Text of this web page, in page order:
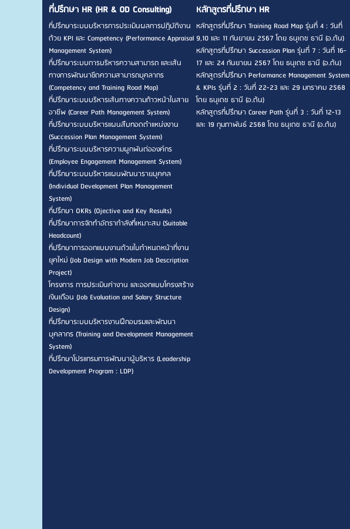
ที่ปรึกษา HR (HR & OD Consulting)
ที่ปรึกษาระบบบริหารการประเมินผลการปฏิบัติงาน
ด้วย KPI และ Competency (Performance Appraisal
Management System)
ที่ปรึกษาระบบการบริหารความสามารถ และเส้น
ทางการพัฒนาขีดความสามารถบุคลากร
(Competency and Training Road Map)
ที่ปรึกษาระบบบริหารเส้นทางความก้าวหน้าในสาย
อาชีพ (Career Path Management System)
ที่ปรึกษาระบบบริหารแผนสืบทอดตำแหน่งงาน
(Succession Plan Management System)
ที่ปรึกษาระบบบริหารความผูกพันต่อองค์กร
(Employee Engagement Management System)
ที่ปรึกษาระบบบริหารแผนพัฒนารายบุคคล
(Individual Development Plan Management
System)
ที่ปรึกษา OKRs (Ojective and Key Results)
ที่ปรึกษาการจัดทำอัตรากำลังที่เหมาะสม (Suitable
Headcount)
ที่ปรึกษาการออกแบบงานด้วยใบกำหนดหน้าที่งาน
ยุคใหม่ (Job Design with Modern Job Description
Project)
โครงการ การประเมินค่างาน และออกแบบโครงสร้าง
เงินเดือน (Job Evaluation and Salary Structure
Design)
ที่ปรึกษาระบบบริหารงานฝึกอบรมและพัฒนา
บุคลากร (Training and Development Management
System)
ที่ปรึกษาโปรแกรมการพัฒนาผู้บริหาร (Leadership
Development Program : LDP)
หลักสูตรที่ปรึกษา HR
หลักสูตรที่ปรึกษา Training Road Map รุ่นที่ 4 : วันที่
9,10 และ 11 กันยายน 2567 โดย ธนุเดช ธานี (อ.ต้น)
หลักสูตรที่ปรึกษา Succession Plan รุ่นที่ 7 : วันที่ 16-
17 และ 24 กันยายน 2567 โดย ธนุเดช ธานี (อ.ต้น)
หลักสูตรที่ปรึกษา Performance Management System
& KPIs รุ่นที่ 2 : วันที่ 22-23 และ 29 มกราคม 2568
โดย ธนุเดช ธานี (อ.ต้น)
หลักสูตรที่ปรึกษา Career Path รุ่นที่ 3 : วันที่ 12-13
และ 19 กุมภาพันธ์ 2568 โดย ธนุเดช ธานี (อ.ต้น)